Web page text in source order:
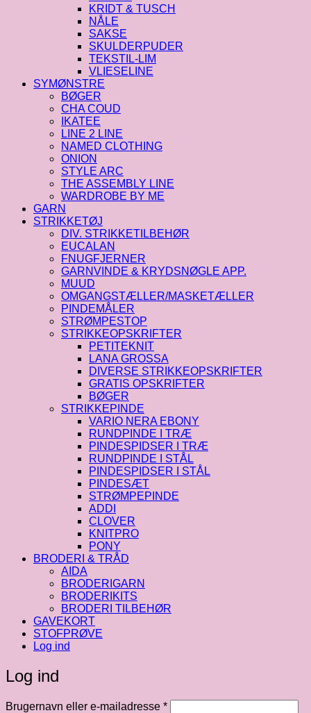
KRIDT & TUSCH
NÅLE
SAKSE
SKULDERPUDER
TEKSTIL-LIM
VLIESELINE
SYMØNSTRE
BØGER
CHA COUD
IKATEE
LINE 2 LINE
NAMED CLOTHING
ONION
STYLE ARC
THE ASSEMBLY LINE
WARDROBE BY ME
GARN
STRIKKETØJ
DIV. STRIKKETILBEHØR
EUCALAN
FNUGFJERNER
GARNVINDE & KRYDSNØGLE APP.
MUUD
OMGANGSTÆLLER/MASKETÆLLER
PINDEMÅLER
STRØMPESTOP
STRIKKEOPSKRIFTER
PETITEKNIT
LANA GROSSA
DIVERSE STRIKKEOPSKRIFTER
GRATIS OPSKRIFTER
BØGER
STRIKKEPINDE
VARIO NERA EBONY
RUNDPINDE I TRÆ
PINDESPIDSER I TRÆ
RUNDPINDE I STÅL
PINDESPIDSER I STÅL
PINDESÆT
STRØMPEPINDE
ADDI
CLOVER
KNITPRO
PONY
BRODERI & TRÅD
AIDA
BRODERIGARN
BRODERIKITS
BRODERI TILBEHØR
GAVEKORT
STOFPRØVE
Log ind
Log ind
Brugernavn eller e-mailadresse *Påkrævet